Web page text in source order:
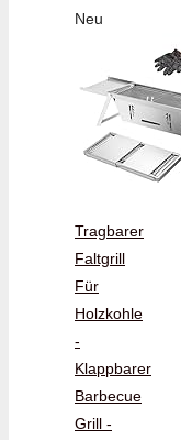
Neu
Tragbarer
Faltgrill
Für
Holzkohle
-
Klappbarer
Barbecue
Grill -